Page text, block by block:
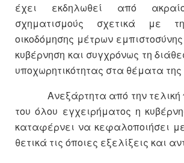
έχει εκδηλωθεί από
σχηματισμούς σχετικά με
οικοδόμησης μέτρων
κυβέρνηση και συγχρόνως τη
υποχωρητικότητας στα θέματα
Ανεξάρτητα από την τελική
του όλου εγχειρήματος η
καταφέρνει να κεφαλοποιήσει
θετικά τις όποιες εξελίξεις και